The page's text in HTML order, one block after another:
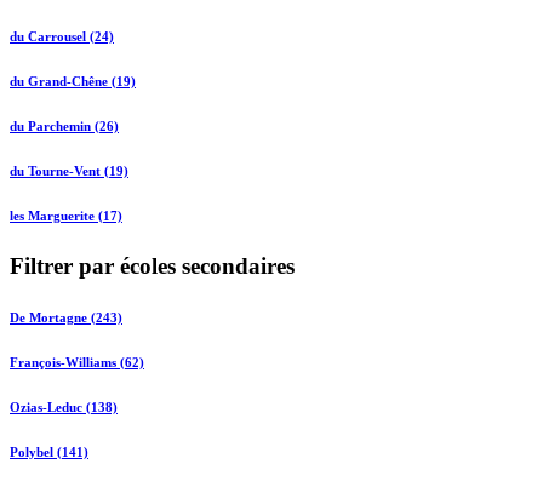
du Carrousel (24)
du Grand-Chêne (19)
du Parchemin (26)
du Tourne-Vent (19)
les Marguerite (17)
Filtrer par écoles secondaires
De Mortagne (243)
François-Williams (62)
Ozias-Leduc (138)
Polybel (141)